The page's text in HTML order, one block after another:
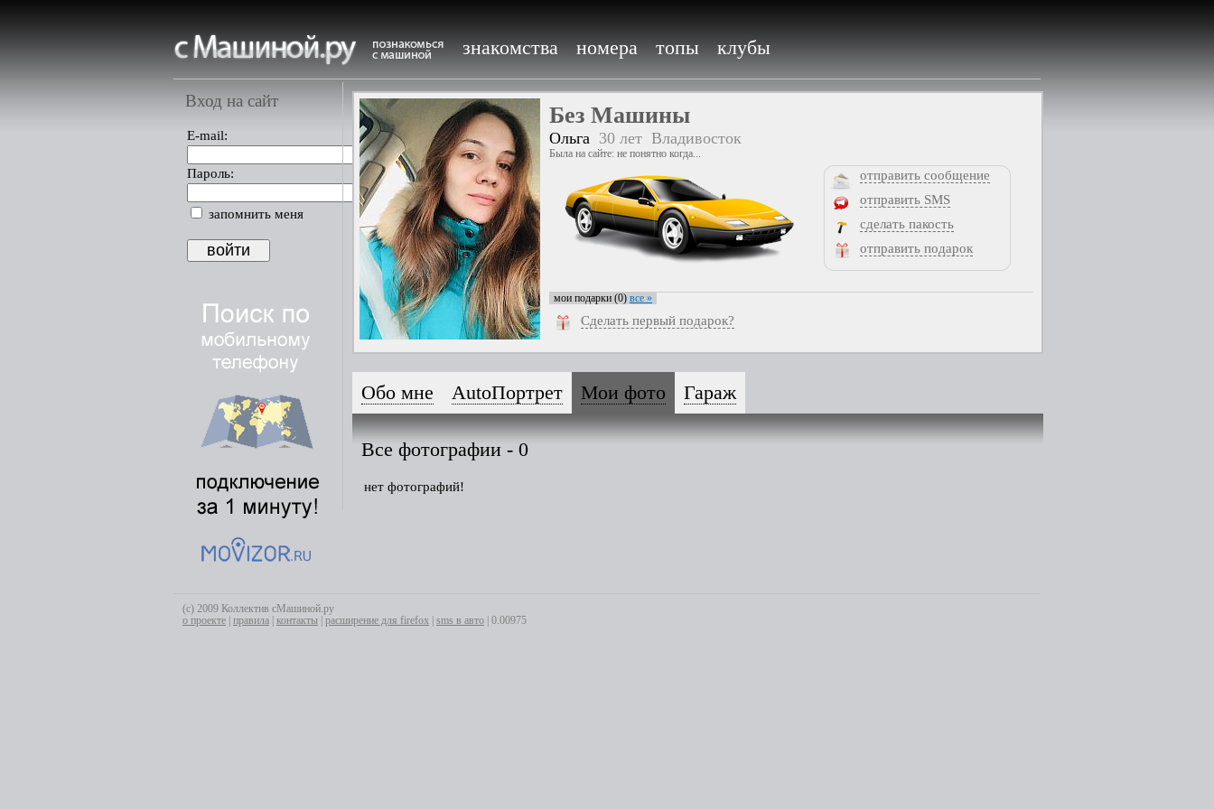
знакомства номера топы клубы
Вход на сайт
E-mail:
Пароль:
запомнить меня
Без Машины
Ольга 30 лет Владивосток
Была на сайте: не понятно когда...
отправить сообщение
отправить SMS
сделать пакость
отправить подарок
мои подарки (0) все »
Сделать первый подарок?
Обо мне AutoПортрет Мои фото Гараж
Все фотографии - 0
нет фотографий!
(с) 2009 Коллектив сМашиной.ру
о проекте
правила контакты расширение для firefox sms в авто | 0.00975